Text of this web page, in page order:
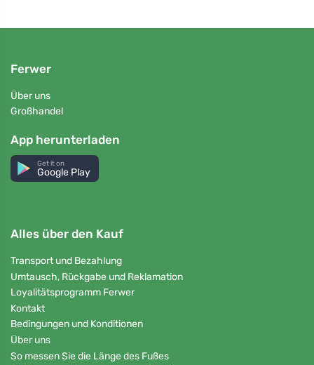
Ferwer
Über uns
Großhandel
App herunterladen
Get it on
Google Play
Alles über den Kauf
Transport und Bezahlung
Umtausch, Rückgabe und Reklamation
Loyalitätsprogramm Ferwer
Kontakt
Bedingungen und Konditionen
Über uns
So messen Sie die Länge des Fußes